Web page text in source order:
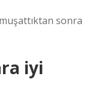
sonra
iyi